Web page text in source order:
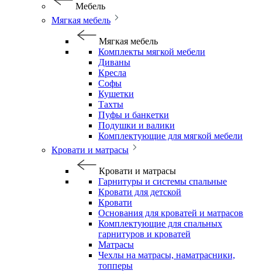
Мебель
Мягкая мебель
Мягкая мебель
Комплекты мягкой мебели
Диваны
Кресла
Софы
Кушетки
Тахты
Пуфы и банкетки
Подушки и валики
Комплектующие для мягкой мебели
Кровати и матрасы
Кровати и матрасы
Гарнитуры и системы спальные
Кровати для детской
Кровати
Основания для кроватей и матрасов
Комплектующие для спальных
гарнитуров и кроватей
Матрасы
Чехлы на матрасы, наматрасники,
топперы